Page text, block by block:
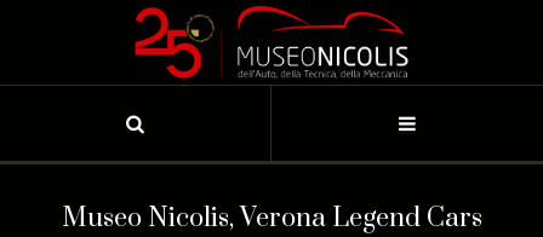
Museo Nicolis, Verona Legend Cars